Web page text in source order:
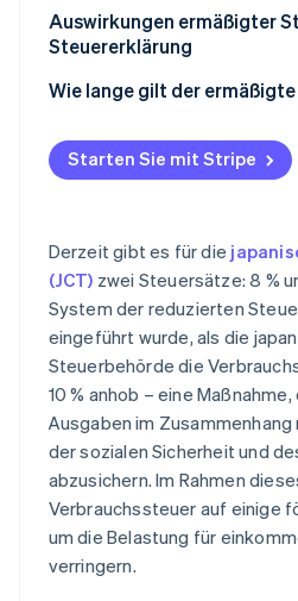
Detaillierte Kategorisierung
ermäßigten Steuersatz
Artikel, die dem ermäßigten
unterliegen
Artikel, die nicht dem
Definition und Beispiele für
dem ermäßigten Steuersatz
Auswirkungen ermäßigter
Steuererklärung
Wie lange gilt der
Starten Sie mit Stripe
Derzeit gibt es für die
(JCT) zwei Steuersätze: 8 %
System der reduzierten
eingeführt wurde, als die
Steuerbehörde die
10 % anhob – eine
Ausgaben im
der sozialen Sicherheit und
abzusichern. Im Rahmen
Verbrauchssteuer auf einige
um die Belastung für
verringern.